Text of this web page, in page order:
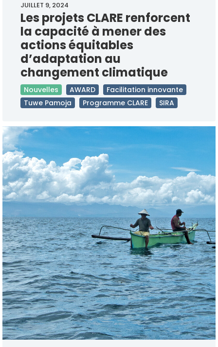
JUILLET 9, 2024
Les projets CLARE renforcent
la capacité à mener des
actions équitables
d’adaptation au
changement climatique
Nouvelles AWARD
Facilitation innovante
Tuwe Pamoja
Programme CLARE SIRA